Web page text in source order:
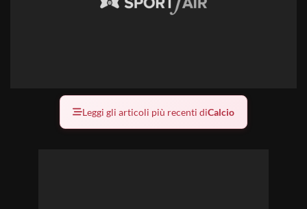
Leggi gli articoli più recenti diCalcio